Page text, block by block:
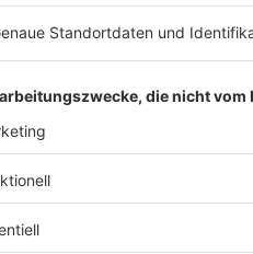
mit ihrem selbstgebauten
auf einer Strecke von 10